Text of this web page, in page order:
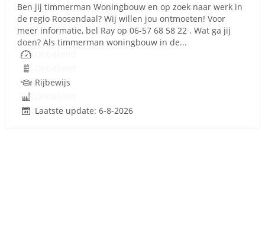
Ben jij timmerman Woningbouw en op zoek naar werk in
de regio Roosendaal? Wij willen jou ontmoeten! Voor
meer informatie, bel Ray op 06-57 68 58 22 . Wat ga jij
doen? Als timmerman woningbouw in de...
Rijbewijs
Laatste update: 6-8-2026